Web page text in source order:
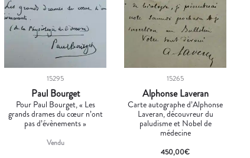
15295
Paul Bourget
Pour Paul Bourget, « Les
grands drames du cœur n’ont
pas d’évènements »
Vendu
15265
Alphonse Laveran
Carte autographe d’Alphonse
Laveran, découvreur du
paludisme et Nobel de
médecine
450,00€